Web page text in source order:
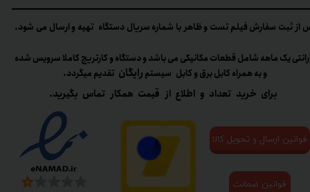
برای خرید تعداد و اطلاع از قیمت همکار تماس بگیرید.
از ثبت سفارش فیلم تست و ظاهر با شماره سریال دستگاه تهیه و ارسال می شود.
یک ماهه شامل قطعات مکانیکی می باشد و دستگاه و کارتریج کاملا سرویس شده
و به همراه کابل برق و کابل سیستم رایگان تقدیم میگردد.​​​​​​​
قوانین ارسال و تحویل کالا
قوانین ضمانت